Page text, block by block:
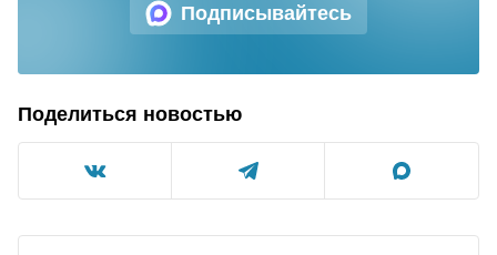
Подписывайтесь
Поделиться новостью